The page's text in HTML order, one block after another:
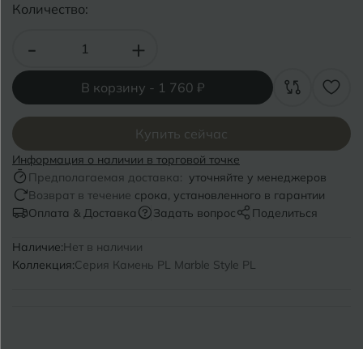
Количество:
- +
В корзину - 1 760 ₽
Купить сейчас
Информация о наличии в торговой точке
Предполагаемая доставка: уточняйте у менеджеров
Возврат в течение срока, установленного в гарантии
Оплата & Доставка
Задать вопрос Поделиться
Наличие:Нет в наличии
Коллекция:Серия Камень PL Marble Style PL
Волгоград
Волгодонск
Воронеж
Воткинск
Г Геленджик
Славянск-на-Кубани
Смоленск
Сосновый Бор
Сочи
Сыктывкар